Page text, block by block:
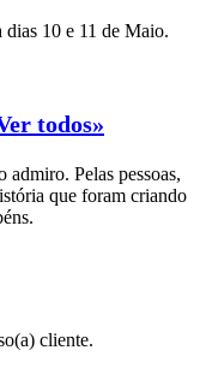
10 e 11 de Maio.
todos»
admiro. Pelas pessoas,
que foram criando
cliente.